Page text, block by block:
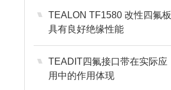
TEALON TF1580 改性四氟板
具有良好绝缘性能
TEADIT四氟接口带在实际应
用中的作用体现